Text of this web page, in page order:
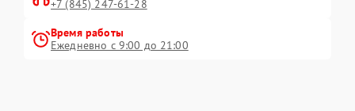
+7 (845) 247-61-28
Время работы
Ежедневно с 9:00 до 21:00